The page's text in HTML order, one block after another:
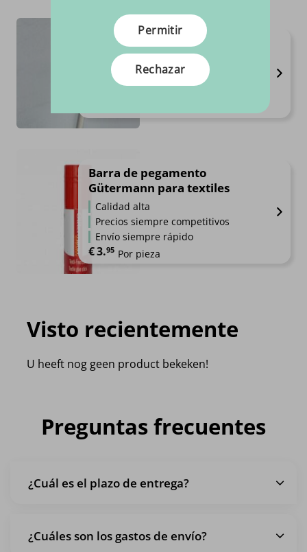
Cordón de tubería
Composición 100% PVC
Calidad alta
Barra de pegamento
Gütermann para textiles
Calidad alta
Precios siempre competitivos
Envío siempre rápido
€3.95 Por pieza
Visto recientemente
U heeft nog geen product bekeken!
Preguntas frecuentes
¿Cuál es el plazo de entrega?
¿Cuáles son los gastos de envío?
Permitir
Rechazar